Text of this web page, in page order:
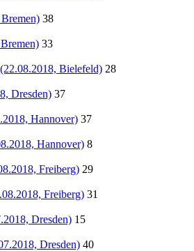
38
33
Bielefeld) 28
Dresden) 37
Hannover) 37
Hannover) 8
Freiberg) 29
Freiberg) 31
Dresden) 15
Dresden) 40